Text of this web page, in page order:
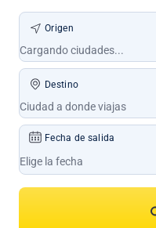
Origen
Destino
Fecha de salida